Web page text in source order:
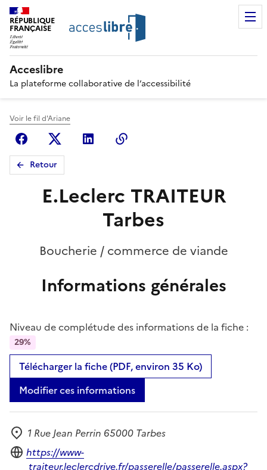
RÉPUBLIQUE
FRANÇAISE
Acceslibre
La plateforme collaborative de l’accessibilité
Voir le fil d'Ariane
FacebookX (anciennement Twitter)
Linkedin
Retour
E.Leclerc TRAITEUR
Tarbes
Boucherie / commerce de viande
Informations générales
Niveau de complétude des informations de la fiche :
29%
Télécharger la fiche (PDF, environ 35 Ko)
Modifier ces informations
Adresse
1 Rue Jean Perrin 65000 Tarbes
Site internet
https://www-
traiteur.leclercdrive.fr/passerelle/passerelle.aspx?